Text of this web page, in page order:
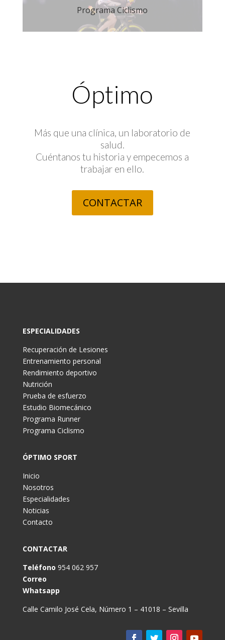
Programa Ciclismo
Óptimo
Más que una clínica, un laboratorio de
salud.
Cuéntanos tu historia y empecemos a
trabajar en ello.
CONTACTAR
ESPECIALIDADES
Recuperación de Lesiones
Entrenamiento personal
Rendimiento deportivo
Nutrición
Prueba de esfuerzo
Estudio Biomecánico
Programa Runner
Programa Ciclismo
ÓPTIMO SPORT
Inicio
Nosotros
Especialidades
Noticias
Contacto
CONTACTAR
Teléfono 954 062 957
Correo
Whatsapp
Calle Camilo José Cela, Número 1 – 41018 – Sevilla